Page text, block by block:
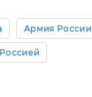
Армия России